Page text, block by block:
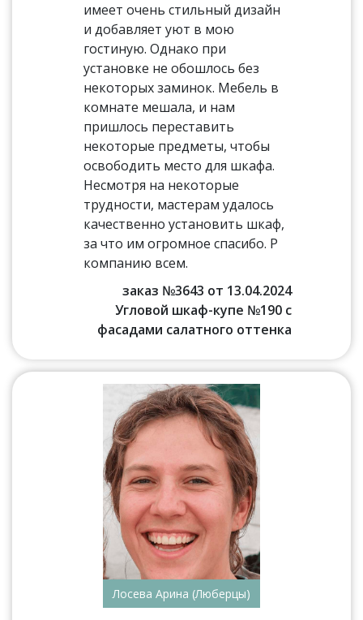
имеет очень стильный дизайн
и добавляет уют в мою
гостиную. Однако при
установке не обошлось без
некоторых заминок. Мебель в
комнате мешала, и нам
пришлось переставить
некоторые предметы, чтобы
освободить место для шкафа.
Несмотря на некоторые
трудности, мастерам удалось
качественно установить шкаф,
за что им огромное спасибо. Р
компанию всем.
заказ №3643 от 13.04.2024
Угловой шкаф-купе №190 с
фасадами салатного оттенка
Лосева Арина (Люберцы)